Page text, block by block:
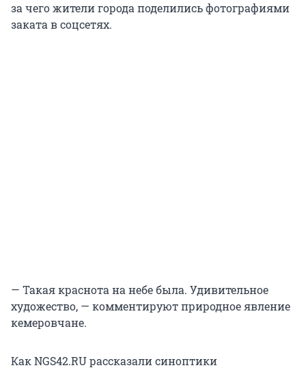
за чего жители города поделились фотографиями
заката в соцсетях.
— Такая краснота на небе была. Удивительное
художество, — комментируют природное явление
кемеровчане.
Как NGS42.RU рассказали синоптики